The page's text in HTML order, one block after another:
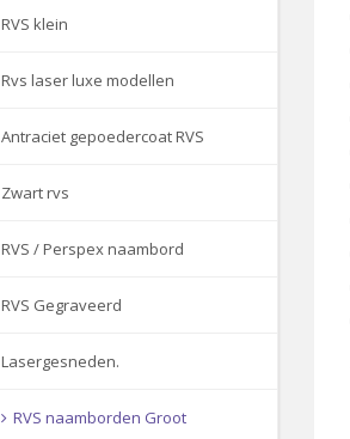
RVS klein
Rvs laser luxe modellen
Antraciet gepoedercoat RVS
Zwart rvs
RVS / Perspex naambord
RVS Gegraveerd
Lasergesneden.
RVS naamborden Groot